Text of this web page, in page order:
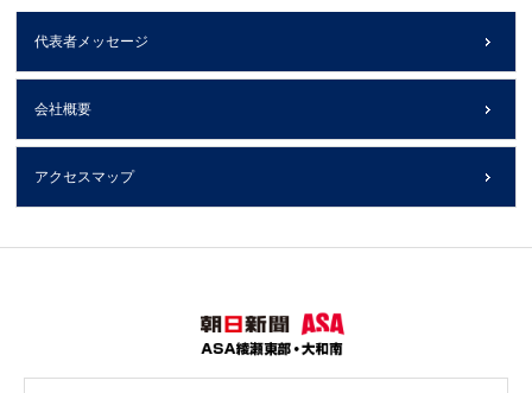
代表者メッセージ
会社概要
アクセスマップ